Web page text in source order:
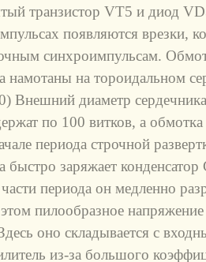
транзистор VT5 и диод
появляются врезки,
синхроимпульсам.
намотаны на тороидальном
Внешний диаметр
по 100 витков, а
периода строчной
быстро заряжает
периода он медленно
пилообразное напряжение
оно складывается с
из-за большого